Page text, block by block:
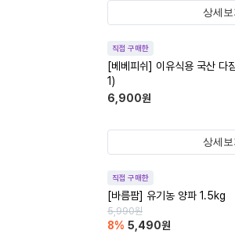
상세보
직접 구매한
[베베피쉬] 이유식용 국산
1)
6,900원
상세보
직접 구매한
[바름팜] 유기농 양파 1.5kg
5,990원
8% 5,490원